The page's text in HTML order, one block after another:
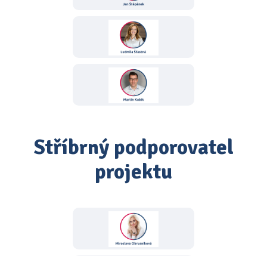
Stříbrný podporovatel
projektu